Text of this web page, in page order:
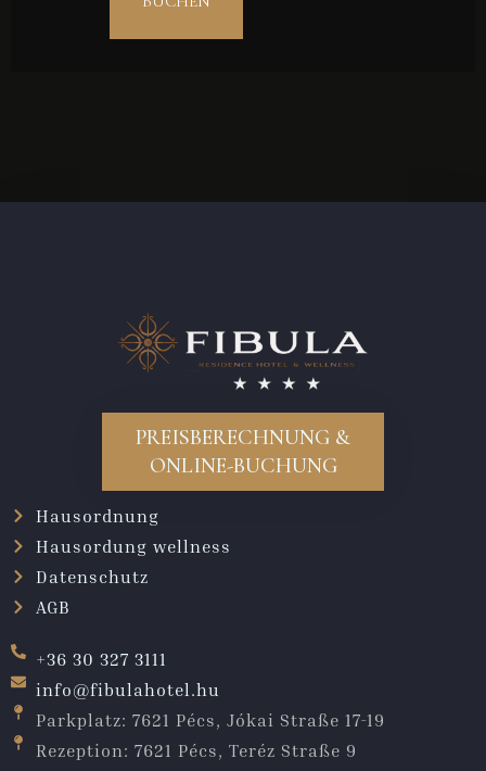
PREISBERECHNUNG &
ONLINE-BUCHUNG
Hausordnung
Hausordung wellness
Datenschutz
AGB
+36 30 327 3111
info@fibulahotel.hu
Parkplatz: 7621 Pécs, Jókai Straße 17-19
Rezeption: 7621 Pécs, Teréz Straße 9